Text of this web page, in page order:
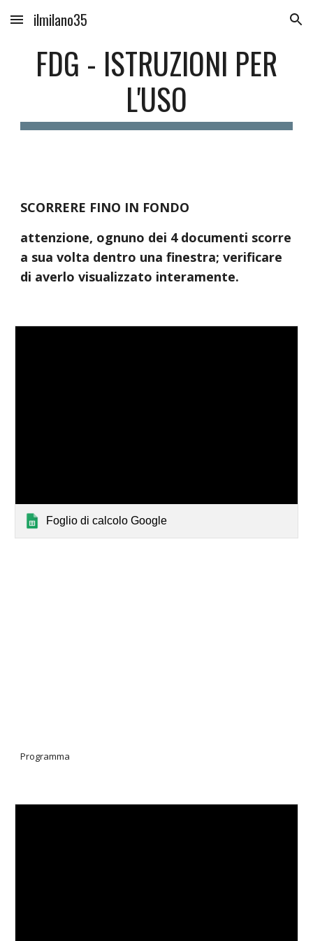
Skip to main content Skip to navigation
ilmilano35
FDG - ISTRUZIONI PER
L'USO
SCORRERE FINO IN FONDO
attenzione, ognuno dei 4 documenti scorre
a sua volta dentro una finestra; verificare
di averlo visualizzato interamente.
Foglio di calcolo Google
Programma